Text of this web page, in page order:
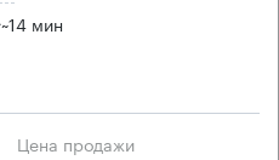
~14 мин
Цена продажи